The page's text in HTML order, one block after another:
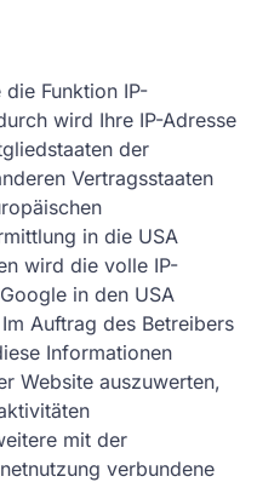
Funktion IP-
wird Ihre IP-Adresse
der
Vertragsstaaten
in die USA
wird die volle IP-
in den USA
Auftrag des Betreibers
Informationen
Website auszuwerten,
mit der
verbundene